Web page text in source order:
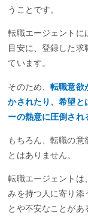
うことです。
転職エージェントに
目安に、登録した求
ています。
そのため、転職意欲
かされたり、希望と
ーの熱意に圧倒され
もちろん、転職の意
とはありません。
転職エージェントは
みを持つ人に寄り添
とや不安なことがあ